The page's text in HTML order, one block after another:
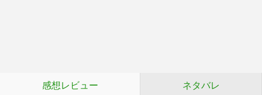
感想レビュー ネタバレ